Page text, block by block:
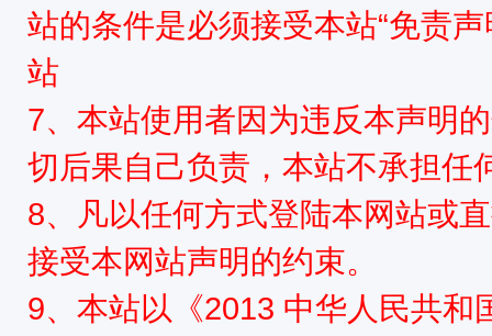
站的条件是必须接受本站“免责
站
7、本站使用者因为违反本声明
切后果自己负责，本站不承担任
8、凡以任何方式登陆本网站或
接受本网站声明的约束。
9、本站以《2013 中华人民共和